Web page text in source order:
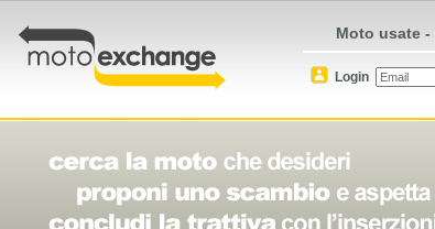
Moto usate
Login